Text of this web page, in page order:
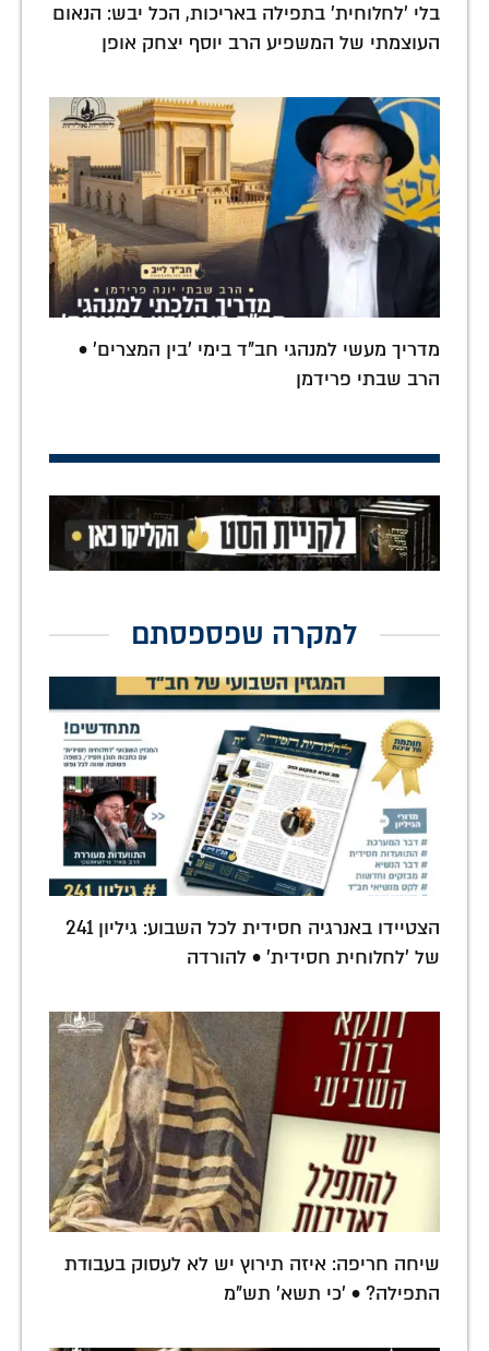
בלי 'לחלוחית' בתפילה באריכות, הכל יבש: הנאום
העוצמתי של המשפיע הרב יוסף יצחק אופן
מדריך מעשי למנהגי חב"ד בימי 'בין המצרים' •
הרב שבתי פרידמן
למקרה שפספסתם
הצטיידו באנרגיה חסידית לכל השבוע: גיליון 241
של 'לחלוחית חסידית' • להורדה
שיחה חריפה: איזה תירוץ יש לא לעסוק בעבודת
התפילה? • 'כי תשא' תש"מ